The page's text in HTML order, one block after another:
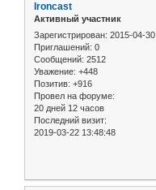
Ironcast
Активный участник
Зарегистрирован: 2015-04-30
Приглашений: 0
Сообщений: 2512
Уважение: +448
Позитив: +916
Провел на форуме:
20 дней 12 часов
Последний визит:
2019-03-22 13:48:48